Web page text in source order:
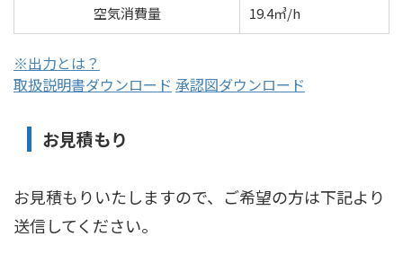
空気消費量 19.4㎥/h
※出力とは？
取扱説明書ダウンロード 承認図ダウンロード
お見積もり
お見積もりいたしますので、ご希望の方は下記より
送信してください。